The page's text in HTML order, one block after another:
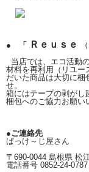
● 「 Ｒｅｕｓｅ
当店では、エコ活動
材料を再利用（リユー
だいた商品は大切に梱
せ。
箱にはテープの剥がし
梱包へのご協力お願い
●ご連絡先
ぱっけ～じ屋さん
〒690-0044 島根県 松
電話番号 0852-24-